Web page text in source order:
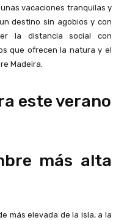
vacaciones tranquilas y
destino sin agobios y con
la distancia social con
que ofrecen la natura y el
Madeira.
más alta
más elevada de la isla, a la